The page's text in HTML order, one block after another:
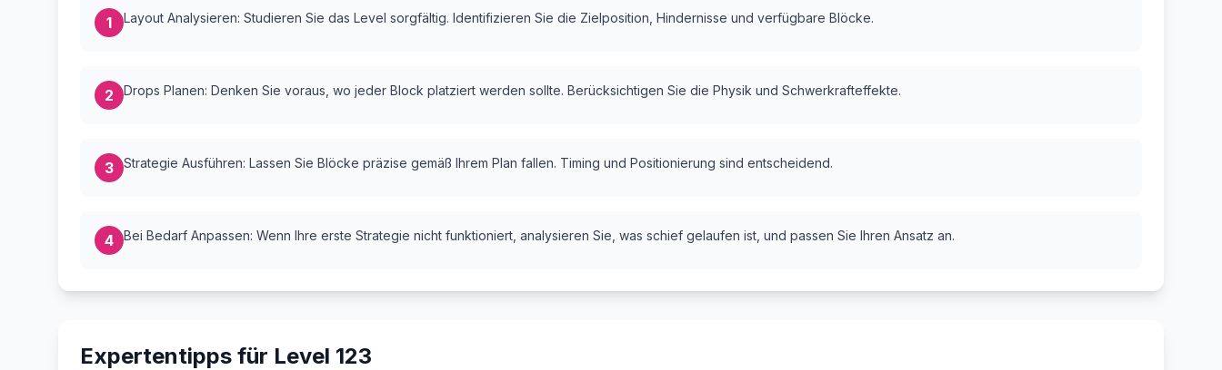
1 Layout Analysieren: Studieren Sie das Level sorgfältig. Identifizieren Sie die Zielposition, Hindernisse und verfügbare Blöcke.
2 Drops Planen: Denken Sie voraus, wo jeder Block platziert werden sollte. Berücksichtigen Sie die Physik und Schwerkrafteffekte.
3 Strategie Ausführen: Lassen Sie Blöcke präzise gemäß Ihrem Plan fallen. Timing und Positionierung sind entscheidend.
4 Bei Bedarf Anpassen: Wenn Ihre erste Strategie nicht funktioniert, analysieren Sie, was schief gelaufen ist, und passen Sie Ihren Ansatz an.
Expertentipps für Level 123